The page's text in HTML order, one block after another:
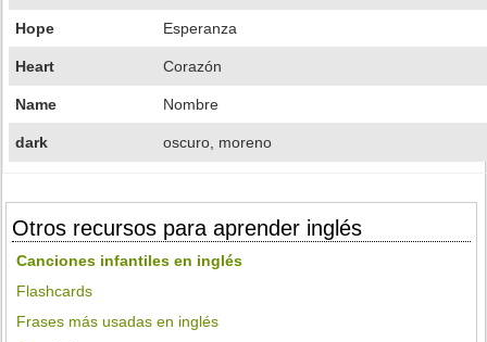
Hope Esperanza
Heart Corazón
Name Nombre
dark oscuro, moreno
Otros recursos para aprender inglés
Canciones infantiles en inglés
Flashcards
Frases más usadas en inglés